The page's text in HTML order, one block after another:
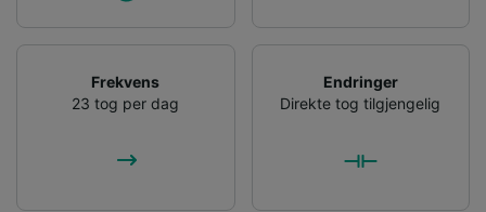
Frekvens
23 tog per dag
Endringer
Direkte tog tilgjengelig